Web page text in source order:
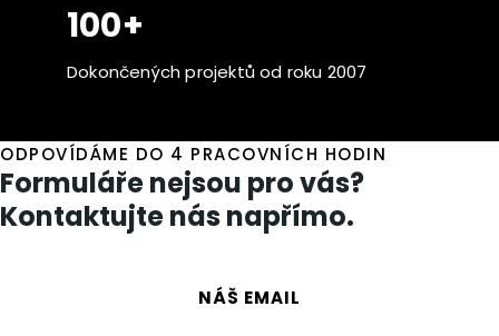
100+
Dokončených projektů od roku 2007
ODPOVÍDÁME DO 4 PRACOVNÍCH HODIN
Formuláře nejsou pro vás?
Kontaktujte nás napřímo.
NÁŠ EMAIL